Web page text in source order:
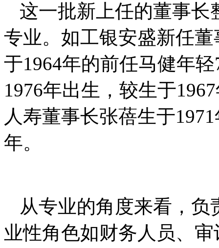
这一批新上任的董事长
专业。如工银安盛新任
于1964年的前任马健年
1976年出生，较生于
人寿董事长张蓓生于
年。
从专业的角度来看，
业性角色如财务人员、